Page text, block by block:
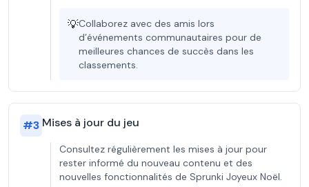
💡Collaborez avec des amis lors
d’événements communautaires pour de
meilleures chances de succès dans les
classements.
#3 Mises à jour du jeu
Consultez régulièrement les mises à jour pour
rester informé du nouveau contenu et des
nouvelles fonctionnalités de Sprunki Joyeux Noël.